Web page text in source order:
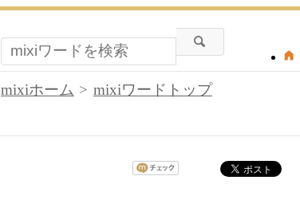
mixiホーム
mixiワードトップ